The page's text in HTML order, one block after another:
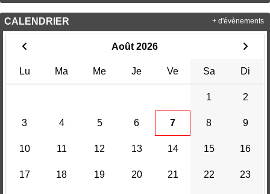
CALENDRIER
Août 2026
Lu Ma Me Je Ve Sa Di
1 2
3 4 5 6 7 8 9
10 11 12 13 14 15 16
17 18 19 20 21 22 23
+ d'évènements